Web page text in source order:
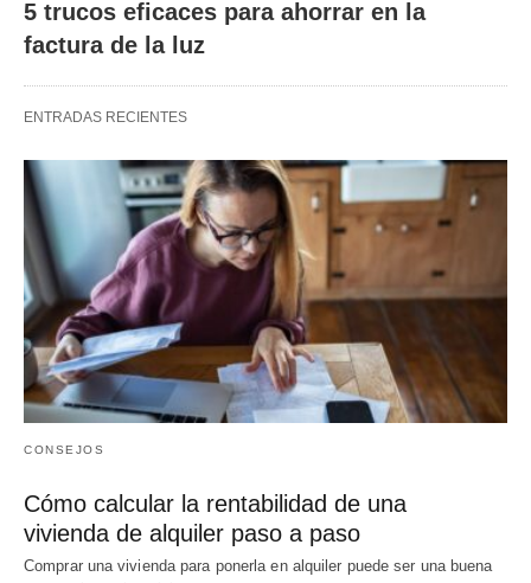
5 trucos eficaces para ahorrar en la
factura de la luz
ENTRADAS RECIENTES
CONSEJOS
Cómo calcular la rentabilidad de una
vivienda de alquiler paso a paso
Comprar una vivienda para ponerla en alquiler puede ser una buena